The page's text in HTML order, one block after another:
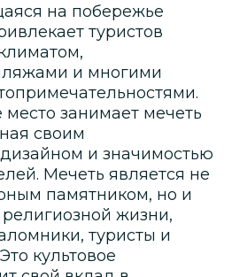
на побережье
туристов
и многими
занимает мечеть
своим
и значимостью
Мечеть является не
памятником, но и
жизни,
туристы и
культовое